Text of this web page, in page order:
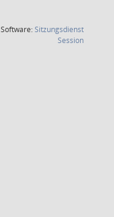
Software:Sitzungsdienst
Session(Wird in